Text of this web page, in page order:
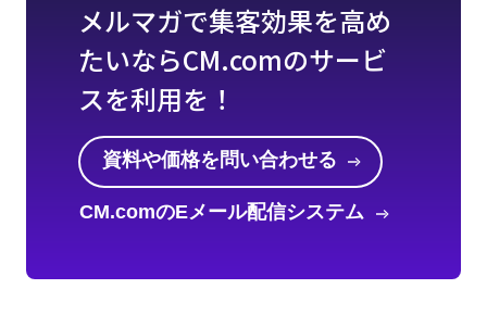
メルマガで集客効果を高め
たいならCM.comのサービ
スを利用を！
資料や価格を問い合わせる
CM.comのEメール配信システム